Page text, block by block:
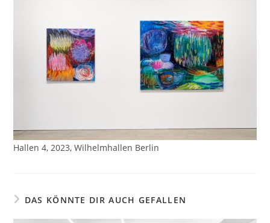
Hallen 4, 2023, Wilhelmhallen Berlin
DAS KÖNNTE DIR AUCH GEFALLEN